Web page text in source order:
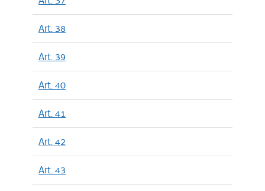
Art. 38
Art. 39
Art. 40
Art. 41
Art. 42
Art. 43